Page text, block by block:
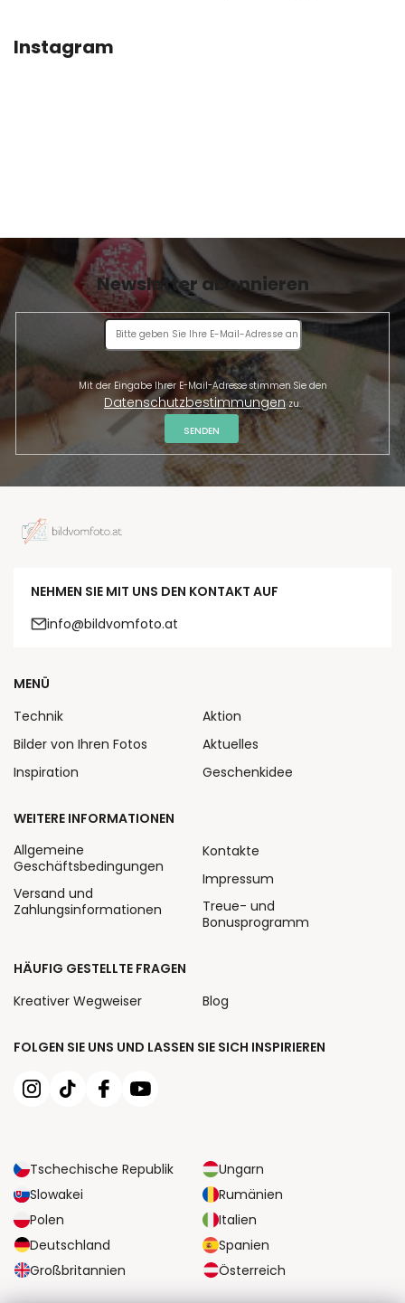
Instagram
Newsletter abonnieren
Datenschutzbestimmungenzu.
SENDEN
NEHMEN SIE MIT UNS DEN KONTAKT AUF
info@bildvomfoto.at
FOLGEN SIE UNS UND LASSEN SIE SICH INSPIRIEREN
Tschechische Republik
Ungarn
Slowakei
Rumänien
Polen
Italien
Deutschland
Spanien
Großbritannien
Österreich
MENÜ
Technik
Bilder von Ihren Fotos
Inspiration
Aktion
Aktuelles
Geschenkidee
WEITERE INFORMATIONEN
Allgemeine
Geschäftsbedingungen
Versand und
Zahlungsinformationen
Kontakte
Impressum
Treue- und
Bonusprogramm
HÄUFIG GESTELLTE FRAGEN
Kreativer Wegweiser
Blog